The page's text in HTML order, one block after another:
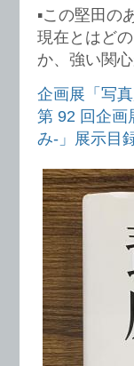
▪️この堅田の
現在とはど
か、強い関
企画展「写
第 92 回企画
み-」展示目